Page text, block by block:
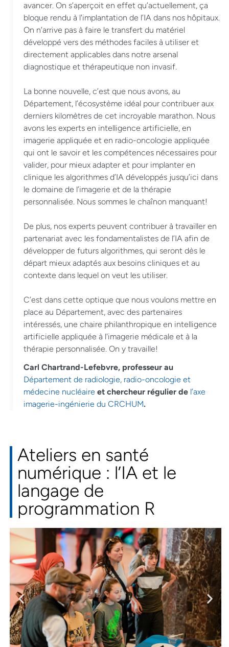
avancer. On s’aperçoit en effet qu’actuellement, ça
bloque rendu à l'implantation de l’IA dans nos hôpitaux.
On n’arrive pas à faire le transfert du matériel
développé vers des méthodes faciles à utiliser et
directement applicables dans notre arsenal
diagnostique et thérapeutique non invasif.
La bonne nouvelle, c’est que nous avons, au
Département, l’écosystème idéal pour contribuer aux
derniers kilomètres de cet incroyable marathon. Nous
avons les experts en intelligence artificielle, en
imagerie appliquée et en radio-oncologie appliquée
qui ont le savoir et les compétences nécessaires pour
valider, pour mieux adapter et pour implanter en
clinique les algorithmes d’IA développés jusqu’ici dans
le domaine de l’imagerie et de la thérapie
personnalisée. Nous sommes le chaînon manquant!
De plus, nos experts peuvent contribuer à travailler en
partenariat avec les fondamentalistes de l’IA afin de
développer de futurs algorithmes, qui seront dès le
départ mieux adaptés aux besoins cliniques et au
contexte dans lequel on veut les utiliser.
C’est dans cette optique que nous voulons mettre en
place au Département, avec des partenaires
intéressés, une chaire philanthropique en intelligence
artificielle appliquée à l'imagerie médicale et à la
thérapie personnalisée. On y travaille!
Carl Chartrand-Lefebvre, professeur au
Département de radiologie, radio-oncologie et
médecine nucléaire et chercheur régulier de l’axe
imagerie-ingénierie du CRCHUM.
Ateliers en santé
numérique : l’IA et le
langage de
programmation R